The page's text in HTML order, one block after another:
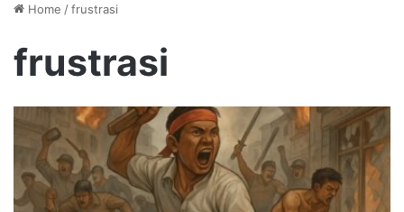
Home /frustrasi
frustrasi